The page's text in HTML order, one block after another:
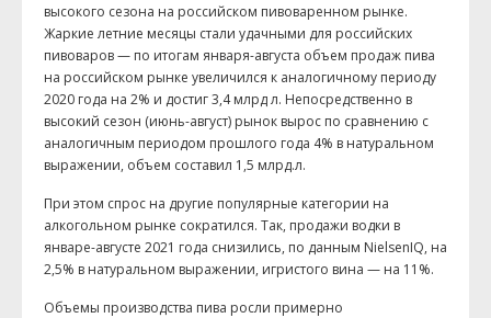
высокого сезона на российском пивоваренном рынке.
Жаркие летние месяцы стали удачными для российских
пивоваров — по итогам января-августа объем продаж пива
на российском рынке увеличился к аналогичному периоду
2020 года на 2% и достиг 3,4 млрд л. Непосредственно в
высокий сезон (июнь-август) рынок вырос по сравнению с
аналогичным периодом прошлого года 4% в натуральном
выражении, объем составил 1,5 млрд.л.
При этом спрос на другие популярные категории на
алкогольном рынке сократился. Так, продажи водки в
январе-августе 2021 года снизились, по данным NielsenIQ, на
2,5% в натуральном выражении, игристого вина — на 11%.
Объемы производства пива росли примерно